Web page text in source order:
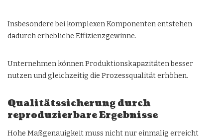
Insbesondere bei komplexen Komponenten entstehen
dadurch erhebliche Effizienzgewinne.
Unternehmen können Produktionskapazitäten besser
nutzen und gleichzeitig die Prozessqualität erhöhen.
Qualitätssicherung durch
reproduzierbare Ergebnisse
Hohe Maßgenauigkeit muss nicht nur einmalig erreicht